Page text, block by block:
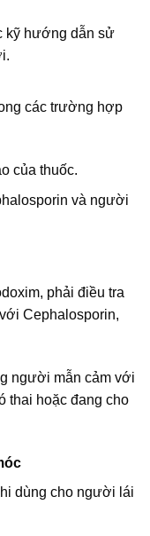
kỹ hướng dẫn sử
các trường hợp
của thuốc.
và người
phải điều tra
Cephalosporin,
người mẫn cảm với
thai hoặc đang cho
dùng cho người lái